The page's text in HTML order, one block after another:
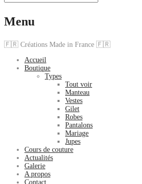
Menu
🇫🇷 Créations Made in France 🇫🇷
Accueil
Boutique
Types
Tout voir
Manteau
Vestes
Gilet
Robes
Pantalons
Mariage
Jupes
Cours de couture
Actualités
Galerie
A propos
Contact